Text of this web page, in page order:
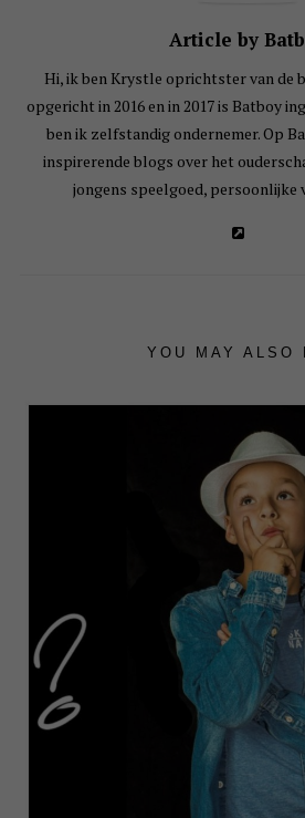
Article by
Hi, ik ben Krystle oprichtster van de
opgericht in 2016 en in 2017 is Batboy
ben ik zelfstandig ondernemer. Op
inspirerende blogs over het
jongens speelgoed, persoonlijke
YOU MAY ALSO